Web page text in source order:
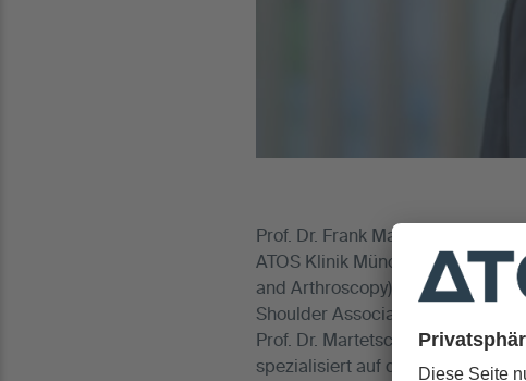
Prof. Dr. Frank Martetschläger,
ATOS Klinik München, wurde auf
and Arthroscopy) Kongress in
Shoulder Associates) ernannt.
Prof. Dr. Martetschläger, der die
spezialisiert auf die konservative